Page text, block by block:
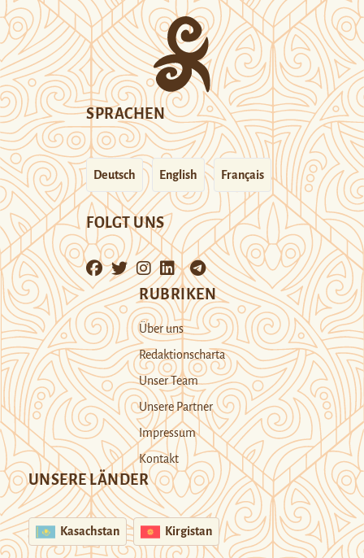
SPRACHEN
Deutsch English Français
FOLGT UNS
RUBRIKEN
Über uns
Redaktionscharta
Unser Team
Unsere Partner
Impressum
Kontakt
UNSERE LÄNDER
Kasachstan Kirgistan